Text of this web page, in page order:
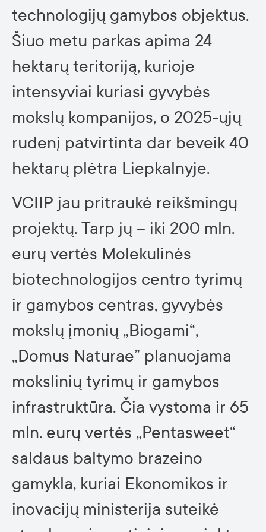
technologijų gamybos objektus.
Šiuo metu parkas apima 24
hektarų teritoriją, kurioje
intensyviai kuriasi gyvybės
mokslų kompanijos, o 2025-ųjų
rudenį patvirtinta dar beveik 40
hektarų plėtra Liepkalnyje.
VCIIP jau pritraukė reikšmingų
projektų. Tarp jų – iki 200 mln.
eurų vertės Molekulinės
biotechnologijos centro tyrimų
ir gamybos centras, gyvybės
mokslų įmonių „Biogami“,
„Domus Naturae” planuojama
mokslinių tyrimų ir gamybos
infrastruktūra. Čia vystoma ir 65
mln. eurų vertės „Pentasweet“
saldaus baltymo brazeino
gamykla, kuriai Ekonomikos ir
inovacijų ministerija suteikė